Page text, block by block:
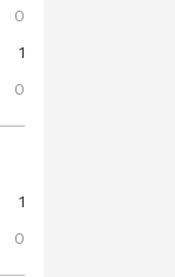
0
1
0
1
0